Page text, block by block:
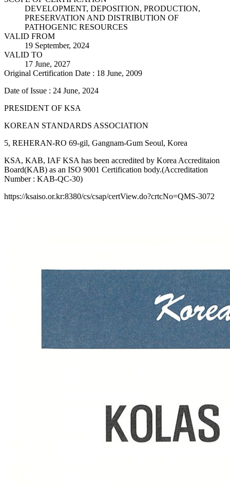
DEVELOPMENT, DEPOSITION, PRODUCTION,
PRESERVATION AND DISTRIBUTION OF
PATHOGENIC RESOURCES
VALID FROM
19 September, 2024
VALID TO
17 June, 2027
Original Certification Date : 18 June, 2009
Date of Issue : 24 June, 2024
PRESIDENT OF KSA
KOREAN STANDARDS ASSOCIATION
5, REHERAN-RO 69-gil, Gangnam-Gum Seoul, Korea
KSA, KAB, IAF KSA has been accredited by Korea Accreditaion
Board(KAB) as an ISO 9001 Certification body.(Accreditation
Number : KAB-QC-30)
https://ksaiso.or.kr:8380/cs/csap/certView.do?crtcNo=QMS-3072